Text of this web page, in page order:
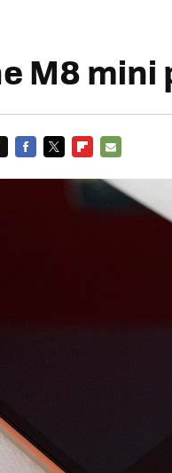
M8
MAIL